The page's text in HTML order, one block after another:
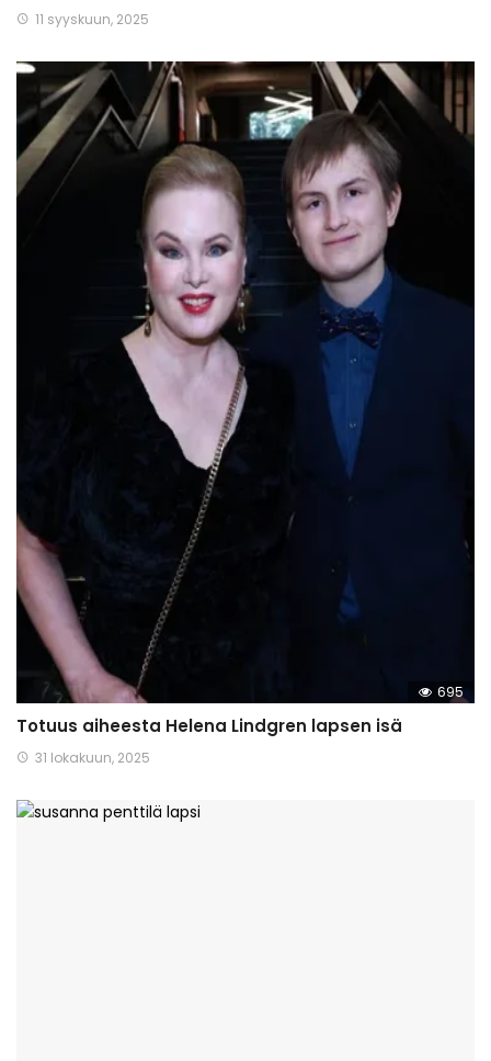
11 syyskuun, 2025
695
Totuus aiheesta Helena Lindgren lapsen isä
31 lokakuun, 2025